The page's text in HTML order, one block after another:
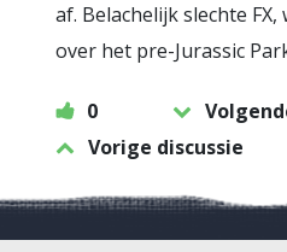
af. Belachelijk slechte
over het pre-Jurassic
0
Vorige discussie